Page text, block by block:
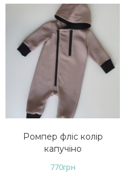
Ромпер фліс колір
капучіно
770грн